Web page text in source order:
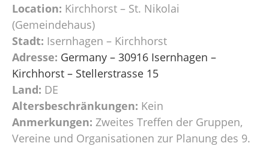
Location: Kirchhorst – St. Nikolai
(Gemeindehaus)
Stadt: Isernhagen – Kirchhorst
Adresse: Germany – 30916 Isernhagen –
Kirchhorst – Stellerstrasse 15
Land: DE
Altersbeschränkungen: Kein
Anmerkungen: Zweites Treffen der Gruppen,
Vereine und Organisationen zur Planung des 9.